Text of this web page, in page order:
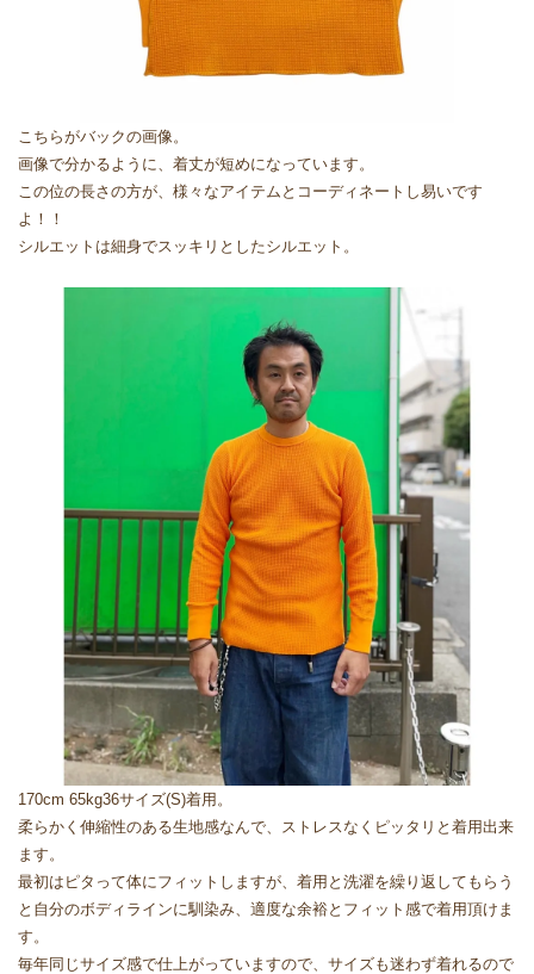
こちらがバックの画像。
画像で分かるように、着丈が短めになっています。
この位の長さの方が、様々なアイテムとコーディネートし易いです
よ！！
シルエットは細身でスッキリとしたシルエット。
170cm 65kg36サイズ(S)着用。
柔らかく伸縮性のある生地感なんで、ストレスなくピッタリと着用出来
ます。
最初はピタって体にフィットしますが、着用と洗濯を繰り返してもらう
と自分のボディラインに馴染み、適度な余裕とフィット感で着用頂けま
す。
毎年同じサイズ感で仕上がっていますので、サイズも迷わず着れるので